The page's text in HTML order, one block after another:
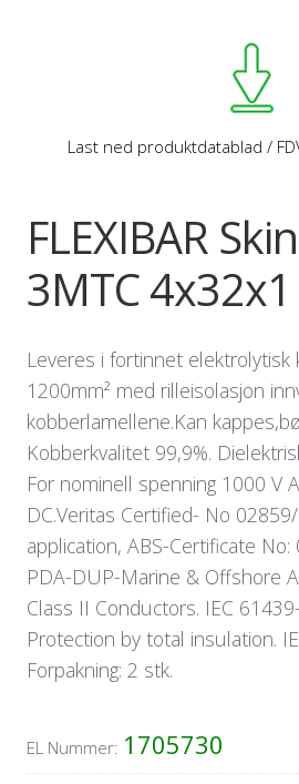
Last ned produktdatablad /
FLEXIBAR
3MTC 4x32x1
Leveres i fortinnet elektrolytisk
1200mm² med rilleisolasjon
kobberlamellene.Kan
Kobberkvalitet 99,9%.
For nominell spenning 1000 V
DC.Veritas Certified- No
application, ABS-Certificate
PDA-DUP-Marine & Offshore
Class II Conductors. IEC
Protection by total insulation.
Forpakning: 2 stk.
EL Nummer: 1705730